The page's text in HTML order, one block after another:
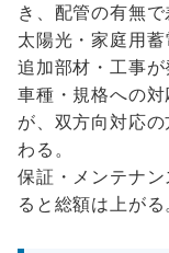
き、配管の有無で
太陽光・家庭用
追加部材・工事が
車種・規格への
が、双方向対応
わる。
保証・メンテナ
ると総額は上がる